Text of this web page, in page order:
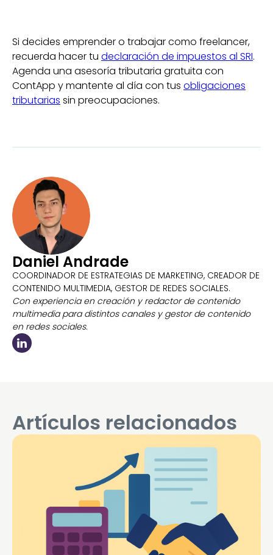
Si decides emprender o trabajar como freelancer,
recuerda hacer tu declaración de impuestos al SRI.
Agenda una asesoría tributaria gratuita con
ContApp y mantente al día con tus obligaciones
tributarias sin preocupaciones.
Daniel Andrade
COORDINADOR DE ESTRATEGIAS DE MARKETING, CREADOR DE
CONTENIDO MULTIMEDIA, GESTOR DE REDES SOCIALES.
Con experiencia en creación y redactor de contenido
multimedia para distintos canales y gestor de contenido
en redes sociales.
Artículos relacionados